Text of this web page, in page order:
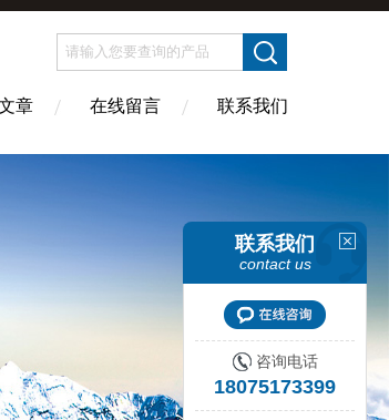
章 在线留言 联系我们
联系我们
contact us
咨询电话
18075173399